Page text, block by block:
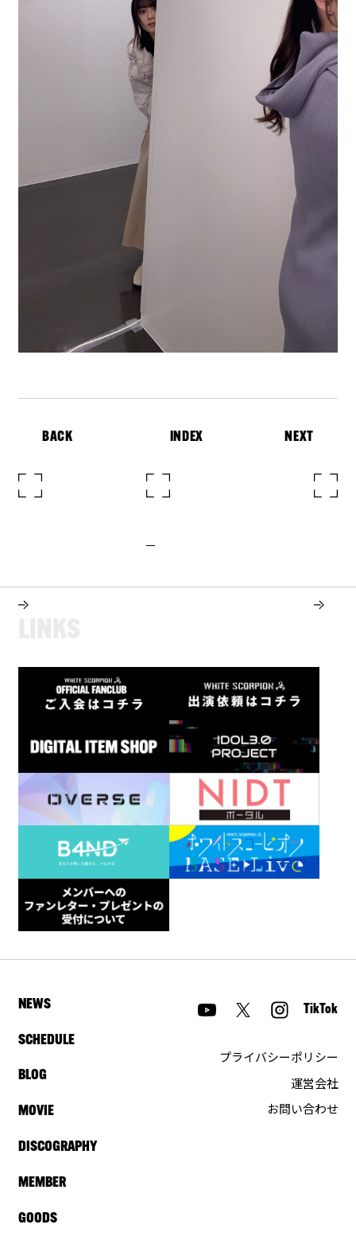
BACK INDEX NEXT
NEWS
SCHEDULE
BLOG
MOVIE
DISCOGRAPHY
MEMBER
GOODS
TikTok
プライバシーポリシー
運営会社
お問い合わせ